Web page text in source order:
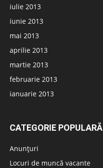
iulie 2013
iunie 2013
mai 2013
aprilie 2013
martie 2013
februarie 2013
ianuarie 2013
CATEGORIE POPULARĂ
Anunțuri
Locuri de muncă vacante